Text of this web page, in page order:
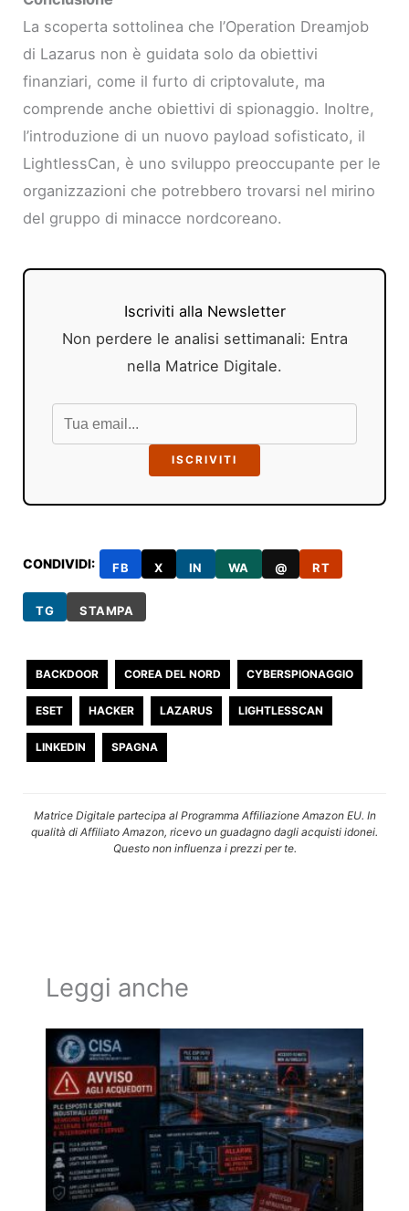
La scoperta sottolinea che l’Operation Dreamjob
di Lazarus non è guidata solo da obiettivi
finanziari, come il furto di criptovalute, ma
comprende anche obiettivi di spionaggio. Inoltre,
l’introduzione di un nuovo payload sofisticato, il
LightlessCan, è uno sviluppo preoccupante per le
organizzazioni che potrebbero trovarsi nel mirino
del gruppo di minacce nordcoreano.
Iscriviti alla Newsletter
Non perdere le analisi settimanali: Entra
nella Matrice Digitale.
ISCRIVITI
CONDIVIDI: FB X IN WA @ RT
TG STAMPA
BACKDOOR COREA DEL NORD CYBERSPIONAGGIO
ESET HACKER LAZARUS LIGHTLESSCAN
LINKEDIN SPAGNA
Matrice Digitale partecipa al Programma Affiliazione Amazon EU. In
qualità di Affiliato Amazon, ricevo un guadagno dagli acquisti idonei.
Questo non influenza i prezzi per te.
Leggi anche